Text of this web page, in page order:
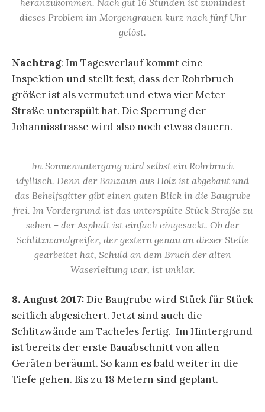
heranzukommen. Nach gut 16 Stunden ist zumindest
dieses Problem im Morgengrauen kurz nach fünf Uhr
gelöst.
Nachtrag: Im Tagesverlauf kommt eine
Inspektion und stellt fest, dass der Rohrbruch
größer ist als vermutet und etwa vier Meter
Straße unterspült hat. Die Sperrung der
Johannisstrasse wird also noch etwas dauern.
Im Sonnenuntergang wird selbst ein Rohrbruch
idyllisch. Denn der Bauzaun aus Holz ist abgebaut und
das Behelfsgitter gibt einen guten Blick in die Baugrube
frei. Im Vordergrund ist das unterspülte Stück Straße zu
sehen – der Asphalt ist einfach eingesackt. Ob der
Schlitzwandgreifer, der gestern genau an dieser Stelle
gearbeitet hat, Schuld an dem Bruch der alten
Waserleitung war, ist unklar.
8. August 2017:Die Baugrube wird Stück für Stück
seitlich abgesichert. Jetzt sind auch die
Schlitzwände am Tacheles fertig. Im Hintergrund
ist bereits der erste Bauabschnitt von allen
Geräten beräumt. So kann es bald weiter in die
Tiefe gehen. Bis zu 18 Metern sind geplant.